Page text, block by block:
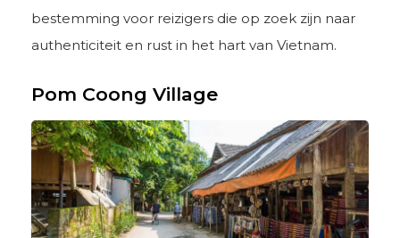
bestemming voor reizigers die op zoek zijn naar
authenticiteit en rust in het hart van Vietnam.
Pom Coong Village